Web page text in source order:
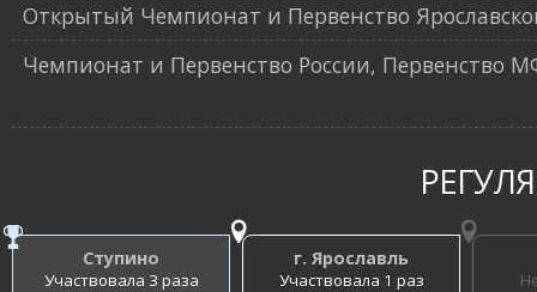
Открытый Чемпионат и Первенство
Чемпионат и Первенство России, Первенство
Ступино
Участвовала 3 раза
г. Ярославль
Участвовала 1 раз